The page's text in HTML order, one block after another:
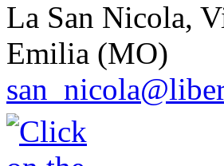
La San Nicola,
Emilia (MO)